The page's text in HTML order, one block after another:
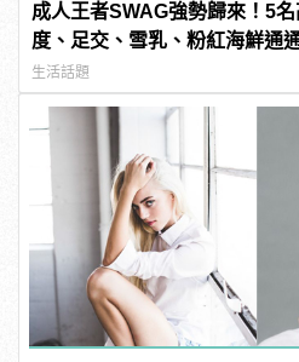
成人王者SWAG強勢歸來！5
度、足交、雪乳、粉紅海鮮通
連結！ | manfashion這樣變型男
生活話題